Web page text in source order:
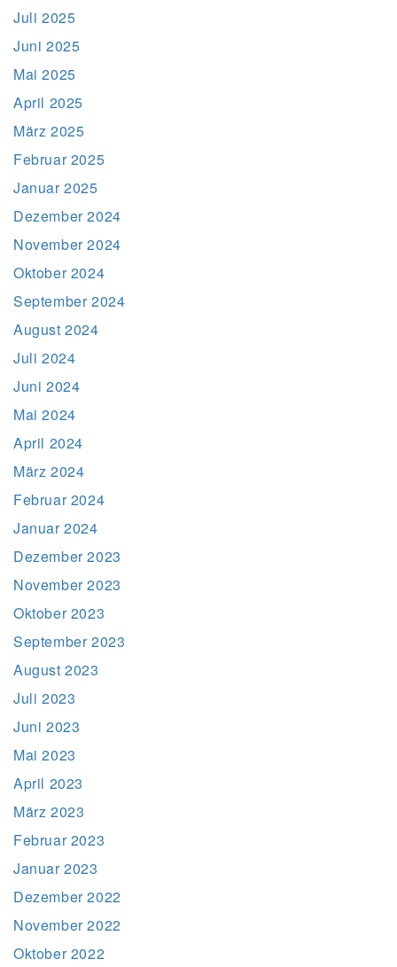
Juli 2025
Juni 2025
Mai 2025
April 2025
März 2025
Februar 2025
Januar 2025
Dezember 2024
November 2024
Oktober 2024
September 2024
August 2024
Juli 2024
Juni 2024
Mai 2024
April 2024
März 2024
Februar 2024
Januar 2024
Dezember 2023
November 2023
Oktober 2023
September 2023
August 2023
Juli 2023
Juni 2023
Mai 2023
April 2023
März 2023
Februar 2023
Januar 2023
Dezember 2022
November 2022
Oktober 2022